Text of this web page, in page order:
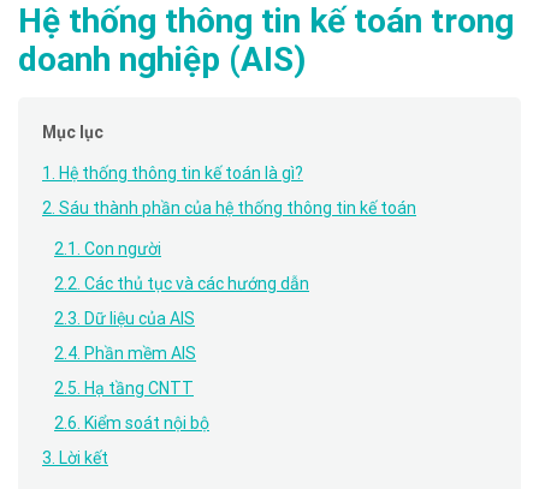
Hệ thống thông tin kế toán trong
doanh nghiệp (AIS)
Mục lục
1. Hệ thống thông tin kế toán là gì?
2. Sáu thành phần của hệ thống thông tin kế toán
2.1. Con người
2.2. Các thủ tục và các hướng dẫn
2.3. Dữ liệu của AIS
2.4. Phần mềm AIS
2.5. Hạ tầng CNTT
2.6. Kiểm soát nội bộ
3. Lời kết